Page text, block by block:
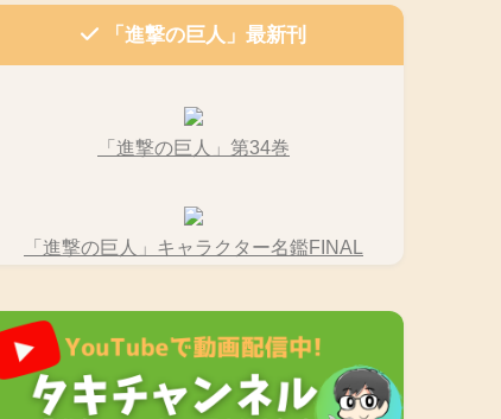
「進撃の巨人」最新刊
「進撃の巨人」第34巻
「進撃の巨人」キャラクター名鑑FINAL